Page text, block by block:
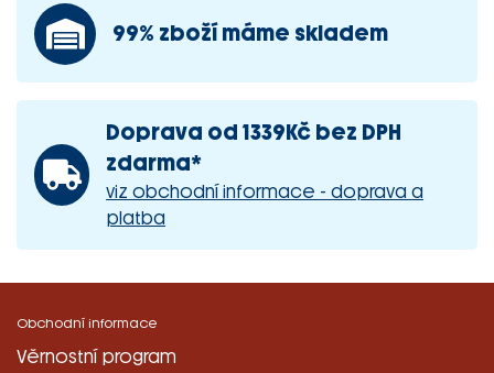
99% zboží máme skladem
Doprava od 1339Kč bez DPH
zdarma*
viz obchodní informace - doprava a
platba
Obchodní informace
Věrnostní program